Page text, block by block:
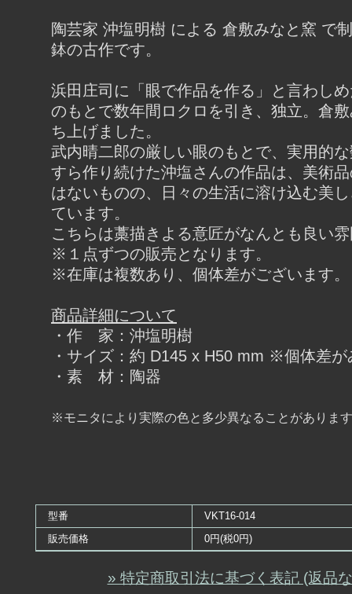
陶芸家 沖塩明樹 による 倉敷みなと窯 で
鉢の古作です。
浜田庄司に「眼で作品を作る」と言わし
のもとで数年間ロクロを引き、独立。倉
ち上げました。
武内晴二郎の厳しい眼のもとで、実用的
すら作り続けた沖塩さんの作品は、美術
はないものの、日々の生活に溶け込む美
ています。
こちらは藁描きよる意匠がなんとも良い
※１点ずつの販売となります。
※在庫は複数あり、個体差がございます。
商品詳細について
・作 家：沖塩明樹
・サイズ：約 D145 x H50 mm ※個体差が
・素 材：陶器
※モニタにより実際の色と多少異なることがありま
型番
VKT16-014
販売価格
0円(税0円)
» 特定商取引法に基づく表記 (返品